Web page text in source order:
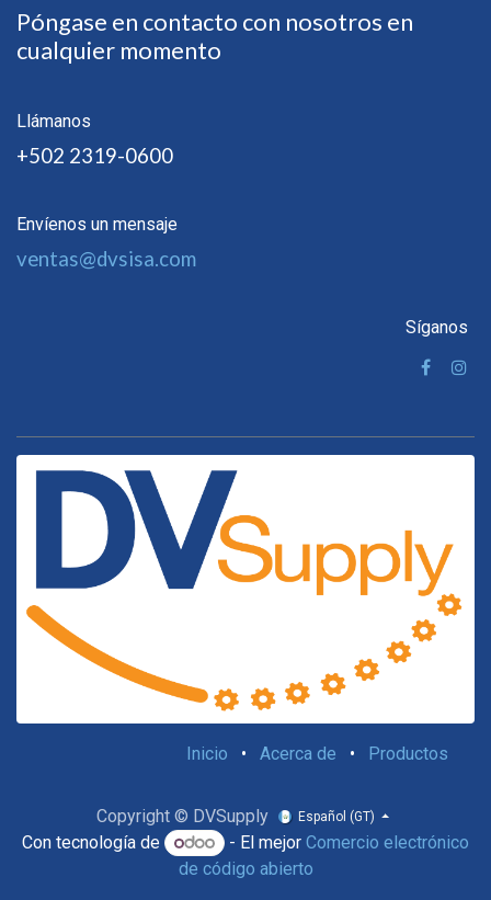
Póngase en contacto con nosotros en
cualquier momento
Llámanos
+502 2319-0600
Envíenos un mensaje
ventas@dvsisa.com
Síganos
Inicio • Acerca de • Productos
Copyright © DVSupply Español (GT)
Con tecnología de - El mejor Comercio electrónico
de código abierto